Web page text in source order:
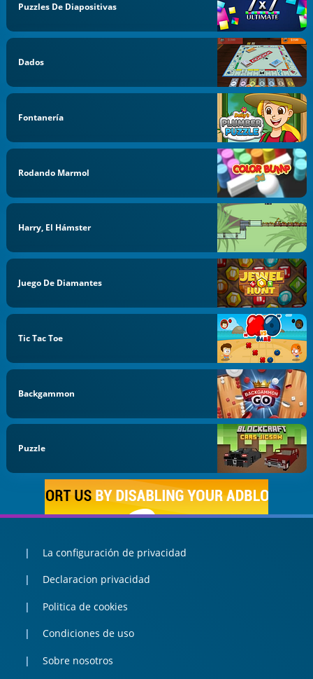
Puzzles De Diapositivas
Dados
Fontanería
Rodando Marmol
Harry, El Hámster
Juego De Diamantes
Tic Tac Toe
Backgammon
Puzzle
La configuración de privacidad
Declaracion privacidad
Politica de cookies
Condiciones de uso
Sobre nosotros